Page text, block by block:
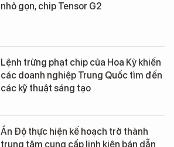
nhỏ gọn, chip Tensor G2
Lệnh trừng phạt chip của Hoa Kỳ khiến
các doanh nghiệp Trung Quốc tìm đến
các kỹ thuật sáng tạo
Ấn Độ thực hiện kế hoạch trở thành
trung tâm cung cấp linh kiện bán dẫn